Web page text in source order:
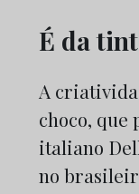
É da
A
choco, que
italiano
no